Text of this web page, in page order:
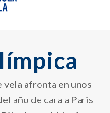
vela afronta en unos
año de cara a Paris